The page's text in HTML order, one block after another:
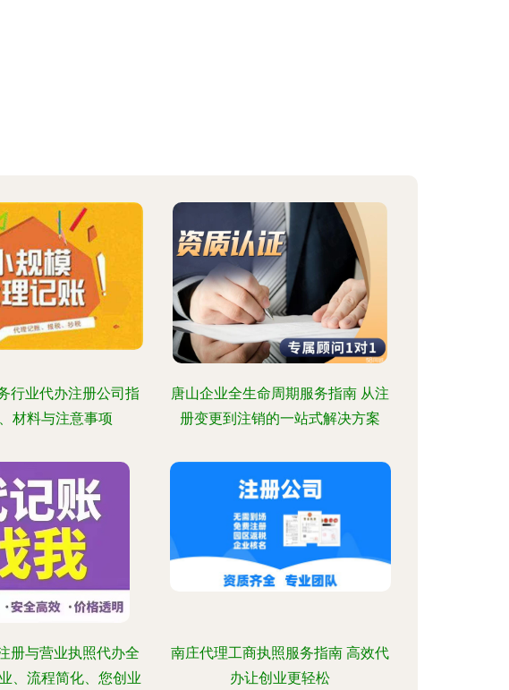
行业代办注册公司指
材料与注意事项
唐山企业全生命周期服务指南 从注
册变更到注销的一站式解决方案
册与营业执照代办全
、流程简化、您创业
南庄代理工商执照服务指南 高效代
办让创业更轻松